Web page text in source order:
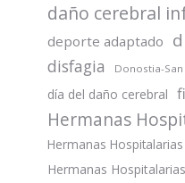
daño cerebral
deporte adaptado
disfagia Donostia-
día del daño cerebral
Hermanas
Hermanas
Hermanas